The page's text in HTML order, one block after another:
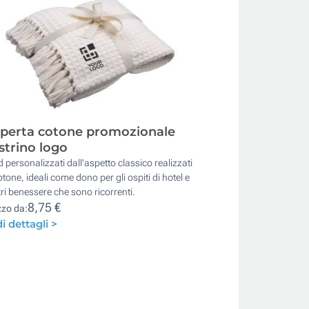
cotone promozionale
logo
personalizzati dall'aspetto classico realizzati
ideali come dono per gli ospiti di hotel e
benessere che sono ricorrenti.
da:8,75 €
dettagli >